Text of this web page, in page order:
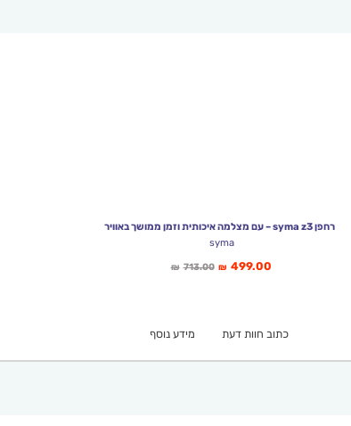
רחפן syma z3 – עם מצלמה איכותית וזמן ממושך באוויר
syma
₪ 713.00המחיר
₪ 499.00המחיר
כתוב חוות דעת
מידע נוסף